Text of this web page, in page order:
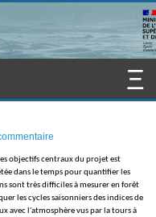
objectifs centraux du projet est
dans le temps pour quantifier les
sont très difficiles à mesurer en forêt
les cycles saisonniers des indices de
avec l'atmosphère vus par la tours à